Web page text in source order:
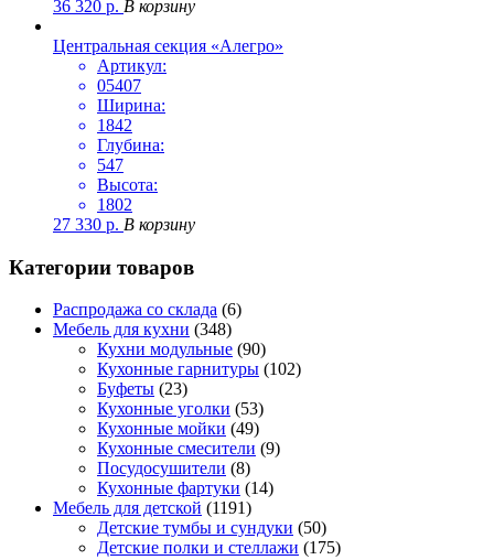
36 320 р. В корзину
Центральная секция «Алегро»
Артикул:
05407
Ширина:
1842
Глубина:
547
Высота:
1802
27 330 р. В корзину
Категории товаров
Распродажа со склада (6)
Мебель для кухни (348)
Кухни модульные (90)
Кухонные гарнитуры (102)
Буфеты (23)
Кухонные уголки (53)
Кухонные мойки (49)
Кухонные смесители (9)
Посудосушители (8)
Кухонные фартуки (14)
Мебель для детской (1191)
Детские тумбы и сундуки (50)
Детские полки и стеллажи (175)